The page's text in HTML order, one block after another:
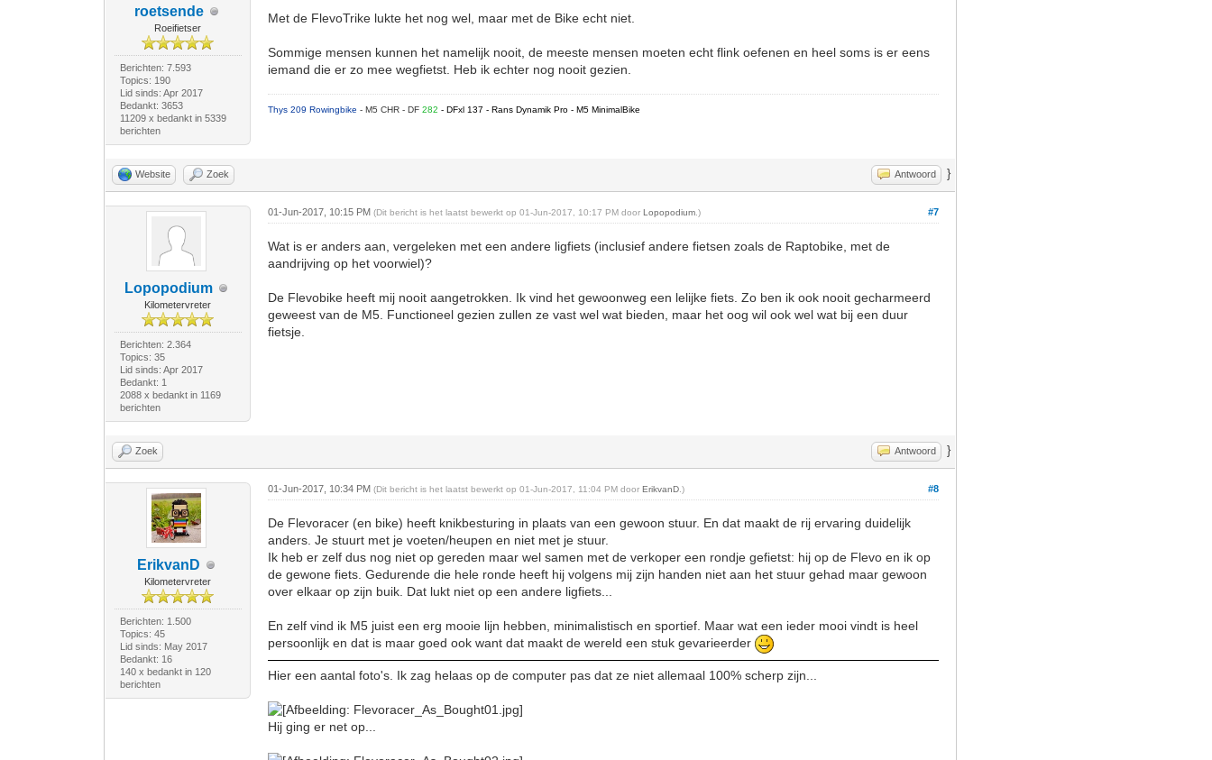
roetsende
Roeifietser
Berichten: 7.593
Topics: 190
Lid sinds: Apr 2017
Bedankt: 3653
11209 x bedankt in 5339
berichten
Met de FlevoTrike lukte het nog wel, maar met de Bike echt niet.
Sommige mensen kunnen het namelijk nooit, de meeste mensen moeten echt flink oefenen en heel soms is er eens
iemand die er zo mee wegfietst. Heb ik echter nog nooit gezien.
Thys 209 Rowingbike- M5 CHR - DF282- DFxl 137 - Rans Dynamik Pro - M5 MinimalBike
Website Zoek Antwoord }
Lopopodium
Kilometervreter
Berichten: 2.364
Topics: 35
Lid sinds: Apr 2017
Bedankt: 1
2088 x bedankt in 1169
berichten
#7
01-Jun-2017, 10:15 PM(Dit bericht is het laatst bewerkt op 01-Jun-2017, 10:17 PM doorLopopodium .)
Wat is er anders aan, vergeleken met een andere ligfiets (inclusief andere fietsen zoals de Raptobike, met de
aandrijving op het voorwiel)?
De Flevobike heeft mij nooit aangetrokken. Ik vind het gewoonweg een lelijke fiets. Zo ben ik ook nooit gecharmeerd
geweest van de M5. Functioneel gezien zullen ze vast wel wat bieden, maar het oog wil ook wel wat bij een duur
fietsje.
Zoek Antwoord }
ErikvanD
Kilometervreter
Berichten: 1.500
Topics: 45
Lid sinds: May 2017
Bedankt: 16
140 x bedankt in 120
berichten
#8
01-Jun-2017, 10:34 PM(Dit bericht is het laatst bewerkt op 01-Jun-2017, 11:04 PM doorErikvanD .)
De Flevoracer (en bike) heeft knikbesturing in plaats van een gewoon stuur. En dat maakt de rij ervaring duidelijk
anders. Je stuurt met je voeten/heupen en niet met je stuur.
Ik heb er zelf dus nog niet op gereden maar wel samen met de verkoper een rondje gefietst: hij op de Flevo en ik op
de gewone fiets. Gedurende die hele ronde heeft hij volgens mij zijn handen niet aan het stuur gehad maar gewoon
over elkaar op zijn buik. Dat lukt niet op een andere ligfiets...
En zelf vind ik M5 juist een erg mooie lijn hebben, minimalistisch en sportief. Maar wat een ieder mooi vindt is heel
persoonlijk en dat is maar goed ook want dat maakt de wereld een stuk gevarieerder
Hier een aantal foto's. Ik zag helaas op de computer pas dat ze niet allemaal 100% scherp zijn...
Hij ging er net op...